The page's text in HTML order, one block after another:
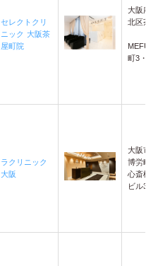
セレクトクリ
ニック 大阪茶
屋町院
大阪府
北区茶
町3・4
ラクリニック
大阪
大阪市
博労町
心斎橋
ビル3階